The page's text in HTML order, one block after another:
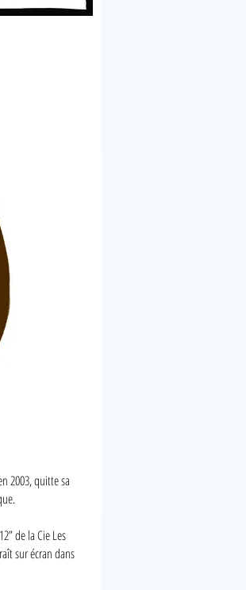
2003, quitte sa
de la Cie Les
sur écran dans